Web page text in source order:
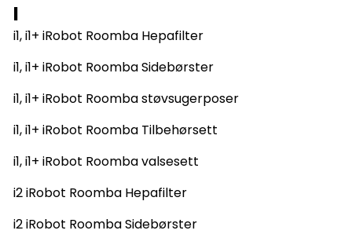
I
i1, i1+ iRobot Roomba Hepafilter
i1, i1+ iRobot Roomba Sidebørster
i1, i1+ iRobot Roomba støvsugerposer
i1, i1+ iRobot Roomba Tilbehørsett
i1, i1+ iRobot Roomba valsesett
i2 iRobot Roomba Hepafilter
i2 iRobot Roomba Sidebørster